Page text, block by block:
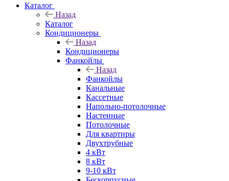
Каталог
Назад
Каталог
Кондиционеры
Назад
Кондиционеры
Фанкойлы
Назад
Фанкойлы
Канальные
Кассетные
Напольно-потолочные
Настенные
Потолочные
Для квартиры
Двухтрубные
4 кВт
8 кВт
9-10 кВт